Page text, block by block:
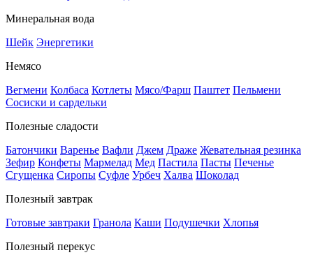
Минеральная вода
Шейк Энергетики
Немясо
Вегмени Колбаса Котлеты Мясо/Фарш Паштет Пельмени
Сосиски и сардельки
Полезные сладости
Батончики Варенье Вафли Джем Драже Жевательная резинка
Зефир Конфеты Мармелад Мед Пастила Пасты Печенье
Сгущенка Сиропы Суфле Урбеч Халва Шоколад
Полезный завтрак
Готовые завтраки Гранола Каши Подушечки Хлопья
Полезный перекус